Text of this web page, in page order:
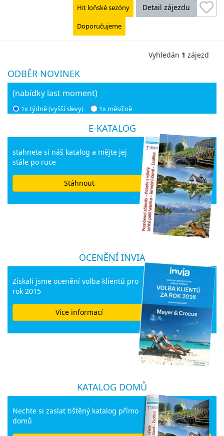
Detail zájezdu
Hit loňské sezóny
Doporučujeme
Vyhledán 1 zájezd
ODBĚR NOVINEK
(nabídky last moment)
1x týdně (vyšší slevy) 1x měsíčně
E-KATALOG
stahnete si náš katalog a mějte jej
stále po ruce
Stáhnout
OCENĚNÍ INVIA
Získali jsme ocenění volba klientů pro
rok 2015
Více informací
KATALOG DOMŮ
Nechte si zaslat tištěný katalog přímo
domů